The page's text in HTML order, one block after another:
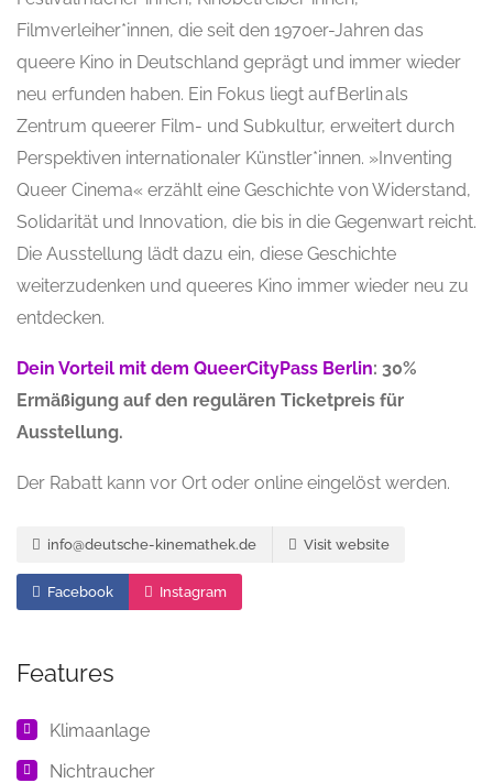
Filmverleiher*innen, die seit den 1970er-Jahren das
queere Kino in Deutschland geprägt und immer wieder
neu erfunden haben. Ein Fokus liegt auf Berlin als
Zentrum queerer Film- und Subkultur, erweitert durch
Perspektiven internationaler Künstler*innen. »Inventing
Queer Cinema« erzählt eine Geschichte von Widerstand,
Solidarität und Innovation, die bis in die Gegenwart reicht.
Die Ausstellung lädt dazu ein, diese Geschichte
weiterzudenken und queeres Kino immer wieder neu zu
entdecken.
Dein Vorteil mit dem QueerCityPass Berlin: 30%
Ermäßigung auf den regulären Ticketpreis für
Ausstellung.
Der Rabatt kann vor Ort oder online eingelöst werden.
info@deutsche-kinemathek.de Visit website
Facebook Instagram
Features
Klimaanlage
Nichtraucher